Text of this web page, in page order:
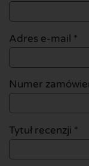
Adres e-mail *
Numer
Tytuł recenzji *